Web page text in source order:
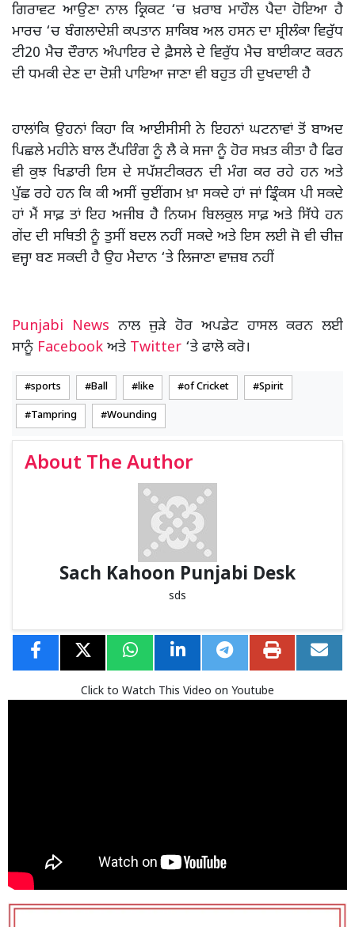
ਗਿਰਾਵਟ ਆਉਣਾ ਨਾਲ ਕ੍ਰਿਕਟ ‘ਚ ਖ਼ਰਾਬ ਮਾਹੌਲ ਪੈਦਾ ਹੋਇਆ ਹੈ
ਮਾਰਚ ‘ਚ ਬੰਗਲਾਦੇਸ਼ੀ ਕਪਤਾਨ ਸ਼ਾਕਿਬ ਅਲ ਹਸਨ ਦਾ ਸ਼੍ਰੀਲੰਕਾ ਵਿਰੁੱਧ
ਟੀ20 ਮੈਚ ਦੌਰਾਨ ਅੰਪਾਇਰ ਦੇ ਫ਼ੈਸਲੇ ਦੇ ਵਿਰੁੱਧ ਮੈਚ ਬਾਈਕਾਟ ਕਰਨ
ਦੀ ਧਮਕੀ ਦੇਣ ਦਾ ਦੋਸ਼ੀ ਪਾਇਆ ਜਾਣਾ ਵੀ ਬਹੁਤ ਹੀ ਦੁਖਦਾਈ ਹੈ
ਹਾਲਾਂਕਿ ਉਹਨਾਂ ਕਿਹਾ ਕਿ ਆਈਸੀਸੀ ਨੇ ਇਹਨਾਂ ਘਟਨਾਵਾਂ ਤੋਂ ਬਾਅਦ
ਪਿਛਲੇ ਮਹੀਨੇ ਬਾਲ ਟੈਂਪਰਿੰਗ ਨੂੰ ਲੈ ਕੇ ਸਜਾ ਨੂੰ ਹੋਰ ਸਖ਼ਤ ਕੀਤਾ ਹੈ ਫਿਰ
ਵੀ ਕੁਝ ਖਿਡਾਰੀ ਇਸ ਦੇ ਸਪੱਸ਼ਟੀਕਰਨ ਦੀ ਮੰਗ ਕਰ ਰਹੇ ਹਨ ਅਤੇ
ਪੁੱਛ ਰਹੇ ਹਨ ਕਿ ਕੀ ਅਸੀਂ ਚੁਈਂਗਮ ਖ਼ਾ ਸਕਦੇ ਹਾਂ ਜਾਂ ਡ੍ਰਿੰਕਸ ਪੀ ਸਕਦੇ
ਹਾਂ ਮੈਂ ਸਾਫ਼ ਤਾਂ ਇਹ ਅਜੀਬ ਹੈ ਨਿਯਮ ਬਿਲਕੁਲ ਸਾਫ਼ ਅਤੇ ਸਿੱਧੇ ਹਨ
ਗੇਂਦ ਦੀ ਸਥਿਤੀ ਨੂੰ ਤੁਸੀਂ ਬਦਲ ਨਹੀਂ ਸਕਦੇ ਅਤੇ ਇਸ ਲਈ ਜੋ ਵੀ ਚੀਜ਼
ਵਜ੍ਹਾ ਬਣ ਸਕਦੀ ਹੈ ਉਹ ਮੈਦਾਨ ‘ਤੇ ਲਿਜਾਣਾ ਵਾਜ਼ਬ ਨਹੀਂ
Punjabi News ਨਾਲ ਜੁੜੇ ਹੋਰ ਅਪਡੇਟ ਹਾਸਲ ਕਰਨ ਲਈ
ਸਾਨੂੰ Facebook ਅਤੇ Twitter ‘ਤੇ ਫਾਲੋ ਕਰੋ।
sports Ball like of Cricket Spirit
Tampring Wounding
About The Author
Sach Kahoon Punjabi Desk
sds
Click to Watch This Video on Youtube